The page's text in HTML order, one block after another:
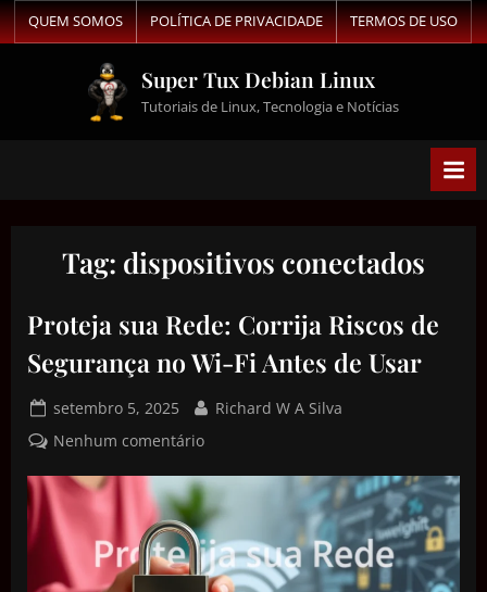
QUEM SOMOS POLÍTICA DE PRIVACIDADE TERMOS DE USO
Super Tux Debian Linux
Tutoriais de Linux, Tecnologia e Notícias
Tag: dispositivos conectados
Proteja sua Rede: Corrija Riscos de
Segurança no Wi-Fi Antes de Usar
setembro 5, 2025
Richard W A Silva
Nenhum comentário